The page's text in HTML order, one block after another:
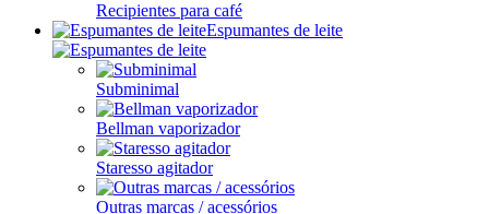
Recipientes para café
Espumantes de leite
Subminimal
Bellman vaporizador
Staresso agitador
Outras marcas / acessórios